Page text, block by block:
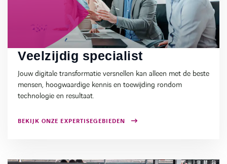
Expertise
Veelzijdig specialist
Jouw digitale transformatie versnellen kan alleen met de beste
mensen, hoogwaardige kennis en toewijding rondom
technologie en resultaat.
BEKIJK ONZE EXPERTISEGEBIEDEN